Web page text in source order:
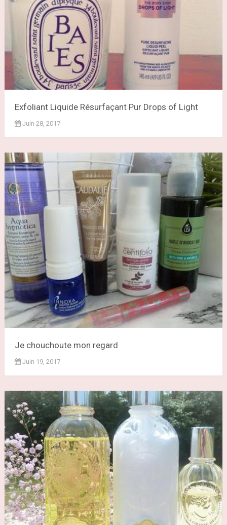
Exfoliant Liquide Résurfaçant Pur Drops of Light
Juin 28, 2017
Je chouchoute mon regard
Juin 19, 2017